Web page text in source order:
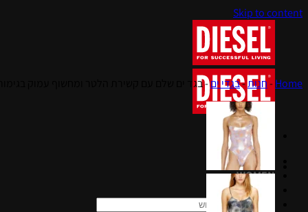
Skip to content
MEN
WOMEN
KIDS
חיפוש עבור:
Home
-חנות-בגדי ים-בגד ים שלם עם קשירת הלטר ומחשוף עמוק